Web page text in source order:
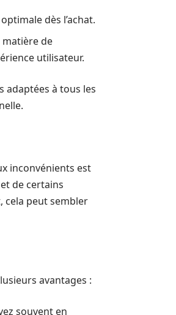
dès l’achat.
matière de
utilisateur.
adaptées à tous les
inconvénients est
de certains
cela peut sembler
avantages :
souvent en